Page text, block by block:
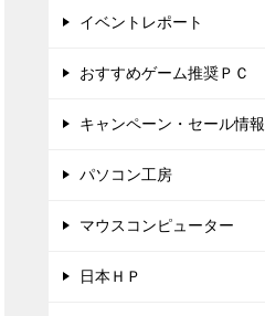
イベントレポート
おすすめゲーム推奨ＰＣ
キャンペーン・セール情報
パソコン工房
マウスコンピューター
日本ＨＰ